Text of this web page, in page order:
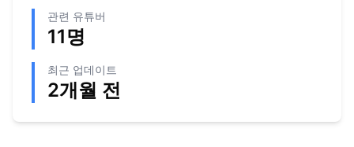
관련 유튜버
11명
최근 업데이트
2개월 전